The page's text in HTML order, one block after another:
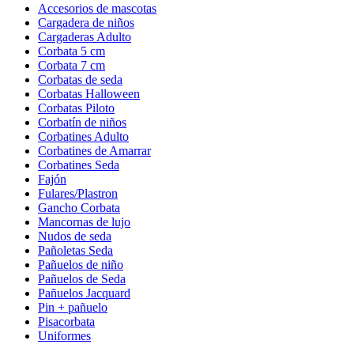
Accesorios de mascotas
Cargadera de niños
Cargaderas Adulto
Corbata 5 cm
Corbata 7 cm
Corbatas de seda
Corbatas Halloween
Corbatas Piloto
Corbatín de niños
Corbatines Adulto
Corbatines de Amarrar
Corbatines Seda
Fajón
Fulares/Plastron
Gancho Corbata
Mancornas de lujo
Nudos de seda
Pañoletas Seda
Pañuelos de niño
Pañuelos de Seda
Pañuelos Jacquard
Pin + pañuelo
Pisacorbata
Uniformes